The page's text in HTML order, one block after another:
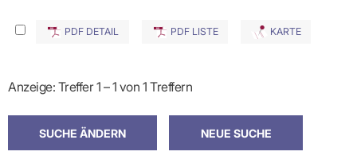
PDF DETAIL PDF LISTE KARTE
Anzeige: Treffer 1 – 1 von 1 Treffern